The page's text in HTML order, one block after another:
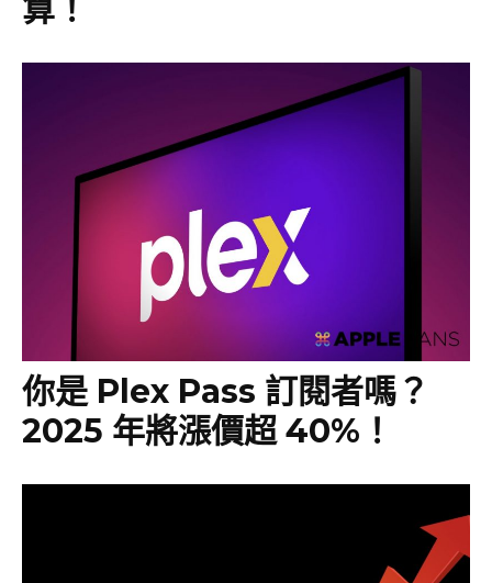
算！
你是 Plex Pass 訂閱者嗎？
2025 年將漲價超 40%！